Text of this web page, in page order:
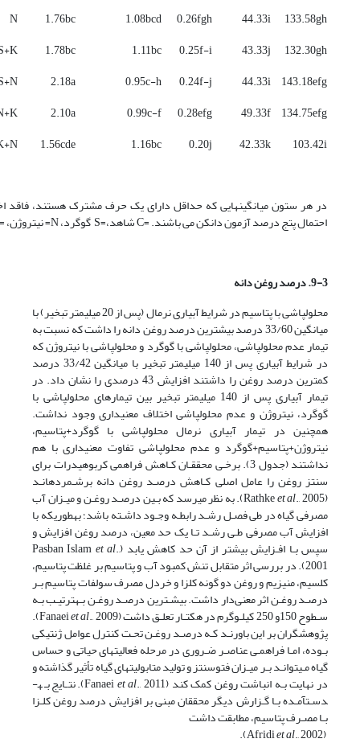
133.58gh
44.33i
0.26fgh
1.08bcd
1.76bc
N
132.30gh
43.33j
0.25f-i
1.11bc
1.78bc
143.18efg
44.33i
0.24f-j
0.95c-h
2.18a
134.75efg
49.33f
0.28efg
0.99c-f
2.10a
103.42i
42.33k
0.20j
1.16bc
1.56cde
در هر ستون میانگین­هایی که حداقل دارای یک حرف مشترک هستند، فاقد
احتمال پتج درصد آزمون دانکن می باشند. =C شاهد،=S گوگرد، N= نیتروژن، =K پتاسیم.
9-3. درصد روغن دانه
محلول­پاشی با پتاسیم در شرایط آبیاری نرمال (پس از 20 میلی­متر تبخیر) با
میانگین 33/60 درصد بیشترین درصد روغن دانه را داشت که نسبت به
تیمار عدم محلول­پاشی، محلول­پاشی با گوگرد و محلول­پاشی با نیتروژن که
در شرایط آبیاری پس از 140 میلی­متر تبخیر با میانگین 33/42 درصد
کمترین درصد روغن را داشتند افزایش 43 درصدی را نشان داد. در
تیمار آبیاری پس از 140 میلی­متر تبخیر بین تیمارهای محلول­پاشی با
گوگرد، نیتروژن و عدم محلول­پاشی اختلاف معنی­داری وجود نداشت.
همچنین در تیمار آبیاری نرمال محلول­پاشی با گوگرد+پتاسیم،
نیتروژن+پتاسیم+گوگرد و عدم محلول­پاشی تفاوت معنی­داری با هم
نداشتند (جدول 3). برخـی محققـان کـاهش فراهمی کربوهیدرات برای
سنتز روغن را عامل اصلی کـاهش درصـد روغن دانه برشـمرده­انـد
(Rathke
et al ., 2005). به نظر می­رسد که بـین درصـد روغـن و میـزان آب
مصرفی گیاه در طی فصـل رشـد رابطـه وجـود داشـته باشد؛ به­طوری­که با
افزایش آب مصرفی طـی رشـد تـا یک حد معین، درصد روغن افزایش و
سپس بـا افـزایش بیشتر از آن حد کاهش یابد (Pasban Islam et al.,
2001). در بررسی اثر متقابل تنش کمبود آب و پتاسیم بر غلظت پتاسیم،
کلسیم، منیزیم و روغن دو گونه کلزا و خردل مصرف سولفات پتاسیم بـر
درصـد روغـن اثر معنی‌دار داشت. بیشـترین درصـد روغـن بـه­ترتیـب بـه
سـطوح 150و 250 کیلـوگرم در هکتـار تعلـق داشت (Fanaei et al
., 2009).
پژوهشگران بر این باورنـد کـه درصـد روغـن تحـت کنترل عوامل ژنتیکی
بـوده، امـا فراهمـی عناصـر ضـروری در مرحله فعالیت­های حیاتی و حساس
گیاه مـی­توانـد بـر میـزان فتوسنتز و تولید متابولیت­های گیاه تأثیر گذاشته و
در نهایت بـه انباشت روغن کمک کند (Fanaei et al ., 2011). نتـایج بـه­
دسـت­آمـده بـا گـزارش دیگر محققان مبنی بر افزایش درصد روغن کلـزا
بـا مصـرف پتاسیم، مطابقت داشت
(Afridi
et al., 2002).